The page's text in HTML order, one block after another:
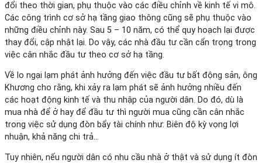
đổi theo thời gian, phụ thuộc vào các điều chỉnh về kinh tế vi mô.
Các công trình cơ sở hạ tầng giao thông cũng sẽ phụ thuộc vào
những điều chỉnh này. Sau 5 – 10 năm, có thể quy hoạch lại được
thay đổi, cập nhật lại. Do vậy, các nhà đầu tư cần cẩn trọng trong
việc cân nhắc đầu tư theo cơ sở hạ tầng.
Về lo ngại lạm phát ảnh hưởng đến việc đầu tư bất động sản, ông
Khương cho rằng, khi xảy ra lạm phát sẽ ảnh hưởng nhiều đến
các hoạt động kinh tế và thu nhập của người dân. Do đó, dù là
mua nhà để ở hay để đầu tư thì người mua cũng cần cân nhắc
trong việc sử dụng đòn bẩy tài chính như: Biên độ kỳ vọng lợi
nhuận, khả năng chi trả…
Tuy nhiên, nếu người dân có nhu cầu nhà ở thật và sử dụng ít đòn